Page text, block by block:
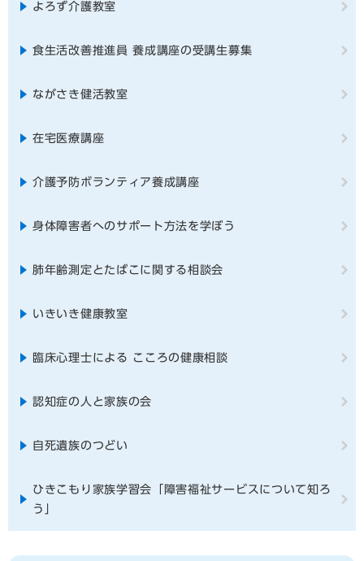
よろず介護教室
食生活改善推進員 養成講座の受講生募集
ながさき健活教室
在宅医療講座
介護予防ボランティア養成講座
身体障害者へのサポート方法を学ぼう
肺年齢測定とたばこに関する相談会
いきいき健康教室
臨床心理士による こころの健康相談
認知症の人と家族の会
自死遺族のつどい
ひきこもり家族学習会「障害福祉サービスについて知ろ
う」